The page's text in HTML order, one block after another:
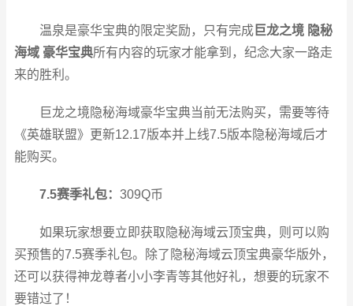
温泉是豪华宝典的限定奖励，只有完成巨龙之境 隐秘
海域 豪华宝典所有内容的玩家才能拿到，纪念大家一路走
来的胜利。
巨龙之境隐秘海域豪华宝典当前无法购买，需要等待
《英雄联盟》更新12.17版本并上线7.5版本隐秘海域后才
能购买。
7.5赛季礼包： 309Q币
如果玩家想要立即获取隐秘海域云顶宝典，则可以购
买预售的7.5赛季礼包。除了隐秘海域云顶宝典豪华版外，
还可以获得神龙尊者小小李青等其他好礼，想要的玩家不
要错过了！